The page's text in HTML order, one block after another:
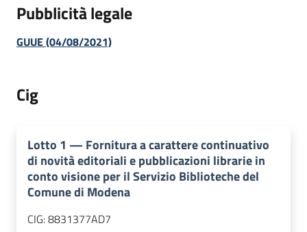
Pubblicità legale
GUUE (04/08/2021)
Cig
Lotto 1 — Fornitura a carattere continuativo
di novità editoriali e pubblicazioni librarie in
conto visione per il Servizio Biblioteche del
Comune di Modena
CIG:8831377AD7